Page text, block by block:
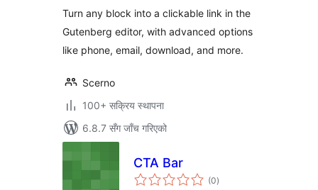
Turn any block into a clickable link in the
Gutenberg editor, with advanced options
like phone, email, download, and more.
Scerno
100+ सक्रिय स्थापना
6.8.7 सँग जाँच गरिएको
CTA Bar
(0कुल
रेटिङ्गहरू
)